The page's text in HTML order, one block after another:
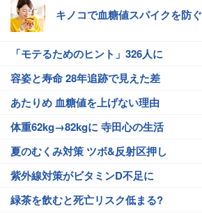
キノコで血糖値スパイクを防ぐ
「モテるためのヒント」326人に
容姿と寿命 28年追跡で見えた差
あたりめ 血糖値を上げない理由
体重62kg→82kgに 寺田心の生活
夏のむくみ対策 ツボ&反射区押し
紫外線対策がビタミンD不足に
緑茶を飲むと死亡リスク低まる?